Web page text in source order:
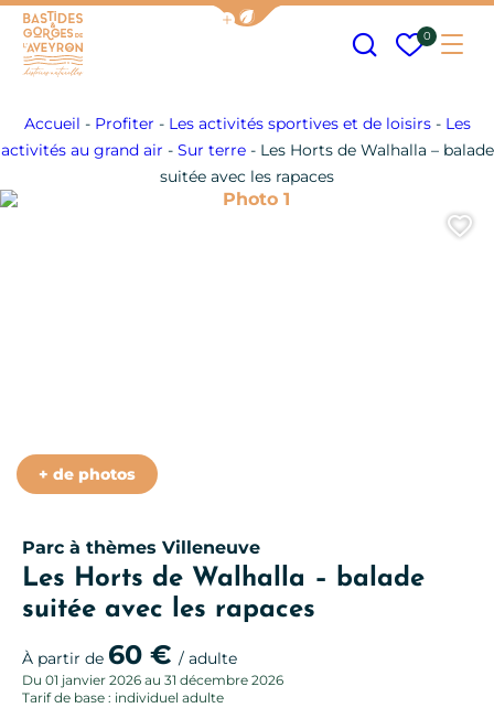
Afficher la barre de navigation
Mes
0
Accueil - Profiter - Les activités sportives et de loisirs- Les
activités au grand air - Sur terre- Les Horts de Walhalla – balade
suitée avec les rapaces
Parc à thèmes Villeneuve
Les Horts de Walhalla – balade
suitée avec les rapaces
Photo 1
+ de photos
À partir de 60 € / adulte
Du 01 janvier 2026 au 31 décembre 2026
Tarif de base : individuel adulte